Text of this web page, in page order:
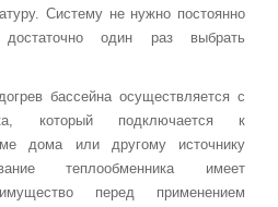
Систему не нужно постоянно
достаточно один раз выбрать
бассейна осуществляется с
который подключается к
дома или другому источнику
теплообменника имеет
перед применением